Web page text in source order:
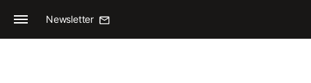
Newsletter